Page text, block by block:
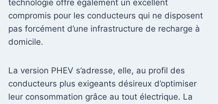
technologie offre également un excellent
compromis pour les conducteurs qui ne disposent
pas forcément d’une infrastructure de recharge à
domicile.
La version PHEV s’adresse, elle, au profil des
conducteurs plus exigeants désireux d’optimiser
leur consommation grâce au tout électrique. La